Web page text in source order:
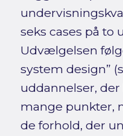
seks cases på to
Udvælgelsen
system design”
uddannelser,
mange punkter,
de forhold, der